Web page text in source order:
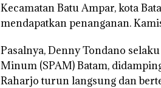
Kecamatan Batu Ampar, kota
mendapatkan penanganan.
Pasalnya, Denny Tondano
Minum (SPAM) Batam,
Raharjo turun langsung dan